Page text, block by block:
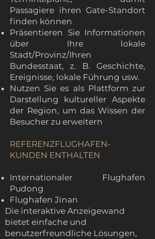
Passagiere ihren Gate-Standort
finden können
Präsentieren Sie Informationen
über Ihre lokale
Stadt/Provinz/Ihren
Bundesstaat, z. B. Geschichte,
Ereignisse, lokale Führung usw.
Nutzen Sie es als Plattform zur
Darstellung kultureller Aspekte
der Region, um das Wissen der
Besucher zu erweitern
REFERENZFLUGHAFEN-
KUNDEN ENTHALTEN
Internationaler Flughafen
Pudong
Flughafen Jinan
Die interaktive Anzeigewand
bietet einfache und
benutzerfreundliche Lösungen,